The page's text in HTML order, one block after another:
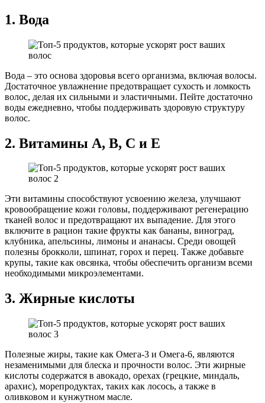
1. Вода
Вода – это основа здоровья всего организма, включая волосы.
Достаточное увлажнение предотвращает сухость и ломкость
волос, делая их сильными и эластичными. Пейте достаточно
воды ежедневно, чтобы поддерживать здоровую структуру
волос.
2. Витамины А, В, С и Е
Эти витамины способствуют усвоению железа, улучшают
кровообращение кожи головы, поддерживают регенерацию
тканей волос и предотвращают их выпадение. Для этого
включите в рацион такие фрукты как бананы, виноград,
клубника, апельсины, лимоны и ананасы. Среди овощей
полезны брокколи, шпинат, горох и перец. Также добавьте
крупы, такие как овсянка, чтобы обеспечить организм всеми
необходимыми микроэлементами.
3. Жирные кислоты
Полезные жиры, такие как Омега-3 и Омега-6, являются
незаменимыми для блеска и прочности волос. Эти жирные
кислоты содержатся в авокадо, орехах (грецкие, миндаль,
арахис), морепродуктах, таких как лосось, а также в
оливковом и кунжутном масле.